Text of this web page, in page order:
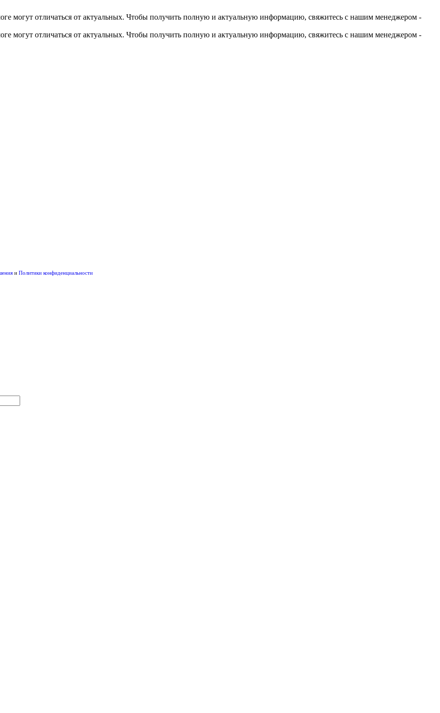
могут отличаться от актуальных. Чтобы получить полную и актуальную информацию, свяжитесь с нашим менеджером -
могут отличаться от актуальных. Чтобы получить полную и актуальную информацию, свяжитесь с нашим менеджером -
и Политики конфиденциальности